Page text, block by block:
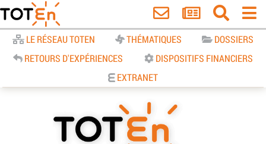
LE RÉSEAU TOTEN THÉMATIQUES
DOSSIERS
RETOURS D'EXPÉRIENCES
DISPOSITIFS FINANCIERS
EXTRANET